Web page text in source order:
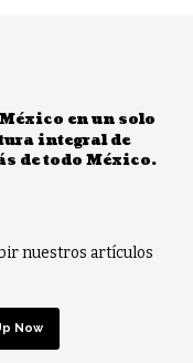
en un solo
integral de
de todo México.
nuestros artículos